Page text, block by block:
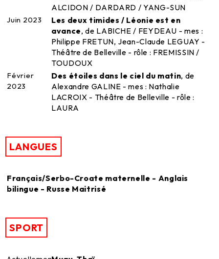
ALCIDON / DARDARD / YANG-SUN
Juin 2023
Les deux timides / Léonie est en
avance, de LABICHE / FEYDEAU - mes :
Philippe FRETUN, Jean-Claude LEGUAY -
Théâtre de Belleville - rôle : FREMISSIN /
TOUDOUX
Février
2023
Des étoiles dans le ciel du matin, de
Alexandre GALINE - mes : Nathalie
LACROIX - Théâtre de Belleville - rôle :
LAURA
LANGUES
Français/Serbo-Croate maternelle - Anglais
bilingue - Russe Maitrisé
SPORT